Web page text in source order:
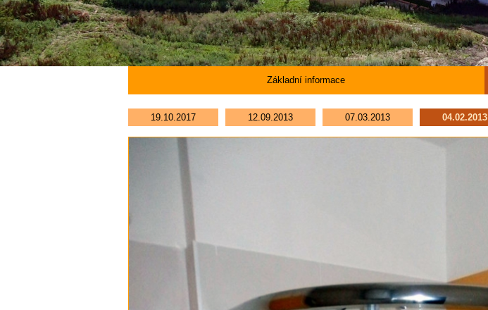
Základní informace
19.10.2017 12.09.2013 07.03.2013 04.02.2013